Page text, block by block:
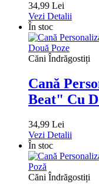
34,99 Lei
Vezi Detalii
În stoc
Căni Îndrăgostiți
Cană
Beat" Cu
34,99 Lei
Vezi Detalii
În stoc
Căni Îndrăgostiți